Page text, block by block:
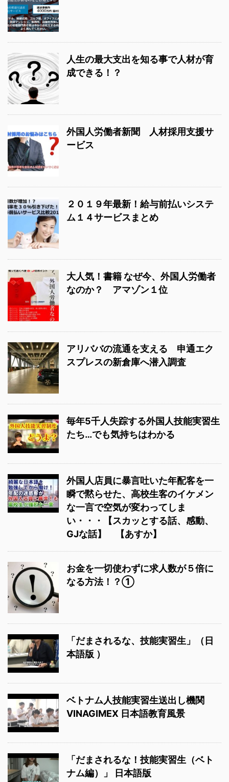
人生の最大支出を知る事で人材が育
成できる！？
外国人労働者新聞 人材採用支援サ
ービス
２０１９年最新！給与前払いシステ
ム１４サービスまとめ
大人気！書籍 なぜ今、外国人労働者
なのか？ アマゾン１位
アリババの流通を支える 申通エク
スプレスの新倉庫へ潜入調査
毎年5千人失踪する外国人技能実習生
たち…でも気持ちはわかる
外国人店員に暴言吐いた年配客を一
瞬で黙らせた、高校生客のイケメン
な一言で空気が変わってしま
い・・・【スカッとする話、感動、
GJな話】 【あすか】
お金を一切使わずに求人数が５倍に
なる方法！？①
「だまされるな、技能実習生」（日
本語版 ）
ベトナム人技能実習生送出し機関
VINAGIMEX 日本語教育風景
「だまされるな！技能実習生（ベト
ナム編）」 日本語版